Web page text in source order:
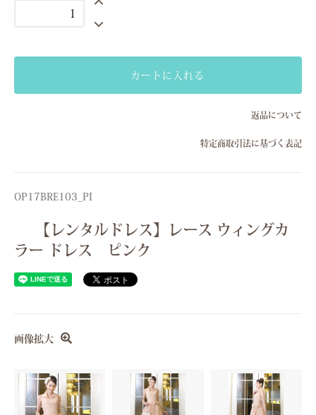
Sサイズ(7号）
Mサイズ(9号）
Mサイズ(9号）
カートに入れる
返品について
特定商取引法に基づく表記
OP17BRE103_PI
【レンタルドレス】レース ウィングカ
ラー ドレス ピンク
画像拡大